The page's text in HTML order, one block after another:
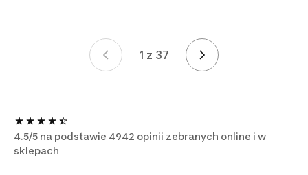
1 z 37Strona 1 z 37
4.5/5 na podstawie 4942 opinii zebranych online i w
sklepach